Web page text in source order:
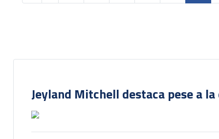
Jeyland Mitchell destaca pese a